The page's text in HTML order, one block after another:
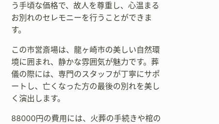
う手頃な価格で、故人を尊重し、心温まる
お別れのセレモニーを行うことができま
す。
この市営斎場は、龍ヶ崎市の美しい自然環
境に囲まれ、静かな雰囲気が魅力です。葬
儀の際には、専門のスタッフが丁寧にサポ
ートし、亡くなった方の最後の別れを美し
く演出します。
88000円の費用には、火葬の手続きや棺の